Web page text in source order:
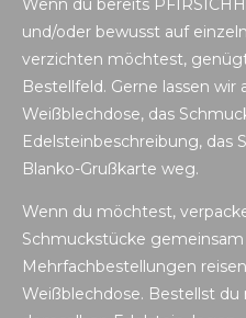
Wenn du bereits
und/oder bewusst auf
verzichten möchtest,
Bestellfeld. Gerne lassen wir
Weißblechdose, das
Edelsteinbeschreibung, das
Blanko-Grußkarte weg.
Wenn du möchtest,
Schmuckstücke
Mehrfachbestellungen
Weißblechdose. Bestellst